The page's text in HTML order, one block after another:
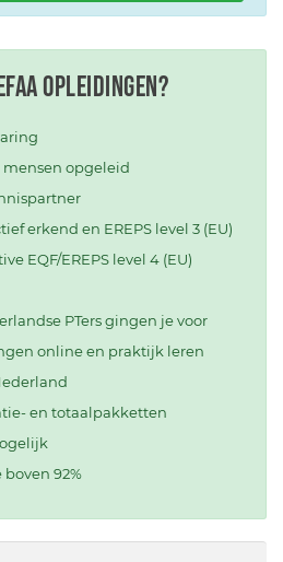
opleidingen?
opgeleid
erkend en EREPS level 3 (EU)
EQF/EREPS level 4 (EU)
PTers gingen je voor
online en praktijk leren
en totaalpakketten
92%